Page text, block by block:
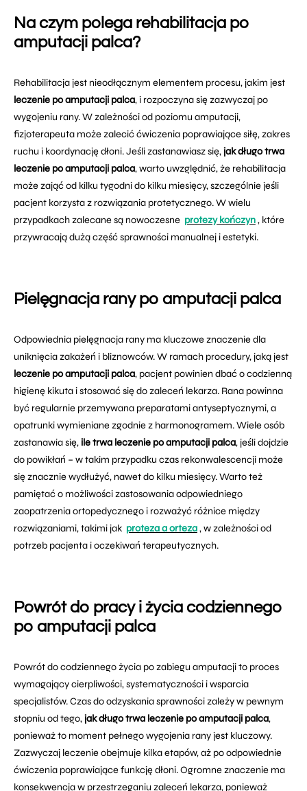
Na czym polega rehabilitacja po
amputacji palca?
Rehabilitacja jest nieodłącznym elementem procesu, jakim jest
leczenie po amputacji palca, i rozpoczyna się zazwyczaj po
wygojeniu rany. W zależności od poziomu amputacji,
fizjoterapeuta może zalecić ćwiczenia poprawiające siłę, zakres
ruchu i koordynację dłoni. Jeśli zastanawiasz się,jak długo trwa
leczenie po amputacji palca, warto uwzględnić, że rehabilitacja
może zająć od kilku tygodni do kilku miesięcy, szczególnie jeśli
pacjent korzysta z rozwiązania protetycznego. W wielu
przypadkach zalecane są nowoczesne protezy kończyn, które
przywracają dużą część sprawności manualnej i estetyki.
Pielęgnacja rany po amputacji palca
Odpowiednia pielęgnacja rany ma kluczowe znaczenie dla
uniknięcia zakażeń i bliznowców. W ramach procedury, jaką jest
leczenie po amputacji palca, pacjent powinien dbać o codzienną
higienę kikuta i stosować się do zaleceń lekarza. Rana powinna
być regularnie przemywana preparatami antyseptycznymi, a
opatrunki wymieniane zgodnie z harmonogramem. Wiele osób
zastanawia się,ile trwa leczenie po amputacji palca, jeśli dojdzie
do powikłań – w takim przypadku czas rekonwalescencji może
się znacznie wydłużyć, nawet do kilku miesięcy. Warto też
pamiętać o możliwości zastosowania odpowiedniego
zaopatrzenia ortopedycznego i rozważyć różnice między
rozwiązaniami, takimi jak proteza a orteza, w zależności od
potrzeb pacjenta i oczekiwań terapeutycznych.
Powrót do pracy i życia codziennego
po amputacji palca
Powrót do codziennego życia po zabiegu amputacji to proces
wymagający cierpliwości, systematyczności i wsparcia
specjalistów. Czas do odzyskania sprawności zależy w pewnym
stopniu od tego,jak długo trwa leczenie po amputacji palca,
ponieważ to moment pełnego wygojenia rany jest kluczowy.
Zazwyczaj leczenie obejmuje kilka etapów, aż po odpowiednie
ćwiczenia poprawiające funkcję dłoni. Ogromne znaczenie ma
konsekwencja w przestrzeganiu zaleceń lekarza, ponieważ